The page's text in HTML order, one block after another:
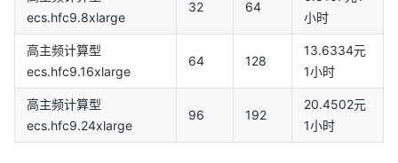
ecs.hfc9.8xlarge
32 64
小时
高主频计算型
ecs.hfc9.16xlarge
64 128
13.6334元
1小时
高主频计算型
ecs.hfc9.24xlarge
96 192
20.4502元
1小时